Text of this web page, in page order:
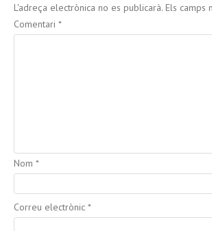
L'adreça electrònica no es publicarà. Els camps
Comentari *
Nom *
Correu electrònic *